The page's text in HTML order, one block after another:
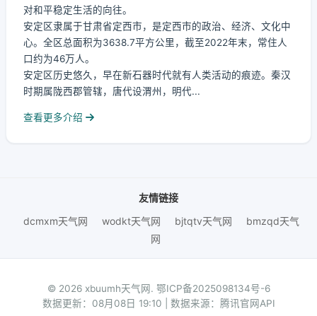
对和平稳定生活的向往。
安定区隶属于甘肃省定西市，是定西市的政治、经济、文化中
心。全区总面积为3638.7平方公里，截至2022年末，常住人
口约为46万人。
安定区历史悠久，早在新石器时代就有人类活动的痕迹。秦汉
时期属陇西郡管辖，唐代设渭州，明代...
查看更多介绍
友情链接
dcmxm天气网
wodkt天气网 bjtqtv天气网
bmzqd天气
网
© 2026 xbuumh天气网. 鄂ICP备2025098134号-6
数据更新：08月08日 19:10 | 数据来源：腾讯官网API